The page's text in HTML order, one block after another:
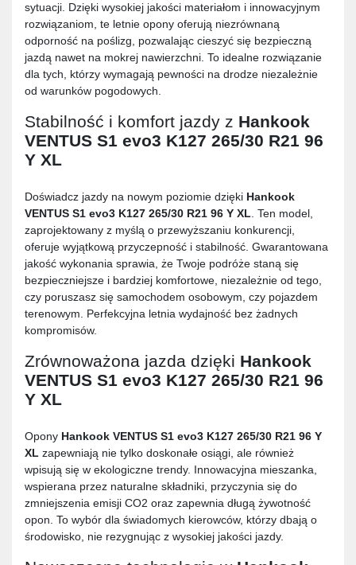
sytuacji. Dzięki wysokiej jakości materiałom i innowacyjnym
rozwiązaniom, te letnie opony oferują niezrównaną
odporność na poślizg, pozwalając cieszyć się bezpieczną
jazdą nawet na mokrej nawierzchni. To idealne rozwiązanie
dla tych, którzy wymagają pewności na drodze niezależnie
od warunków pogodowych.
Stabilność i komfort jazdy z Hankook
VENTUS S1 evo3 K127 265/30 R21 96
Y XL
Doświadcz jazdy na nowym poziomie dzięki Hankook
VENTUS S1 evo3 K127 265/30 R21 96 Y XL. Ten model,
zaprojektowany z myślą o przewyższaniu konkurencji,
oferuje wyjątkową przyczepność i stabilność. Gwarantowana
jakość wykonania sprawia, że Twoje podróże staną się
bezpieczniejsze i bardziej komfortowe, niezależnie od tego,
czy poruszasz się samochodem osobowym, czy pojazdem
terenowym. Perfekcyjna letnia wydajność bez żadnych
kompromisów.
Zrównoważona jazda dzięki Hankook
VENTUS S1 evo3 K127 265/30 R21 96
Y XL
Opony Hankook VENTUS S1 evo3 K127 265/30 R21 96 Y
XL zapewniają nie tylko doskonałe osiągi, ale również
wpisują się w ekologiczne trendy. Innowacyjna mieszanka,
wspierana przez naturalne składniki, przyczynia się do
zmniejszenia emisji CO2 oraz zapewnia długą żywotność
opon. To wybór dla świadomych kierowców, którzy dbają o
środowisko, nie rezygnując z wysokiej jakości jazdy.